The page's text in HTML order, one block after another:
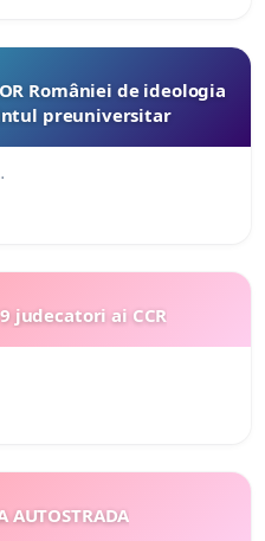
României de ideologia
preuniversitar
judecatori ai CCR
AUTOSTRADA